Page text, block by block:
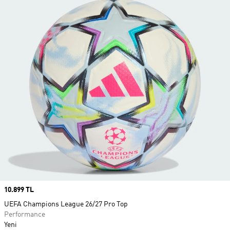
Price
10.899 TL
UEFA Champions League 26/27 Pro Top
Performance
Yeni